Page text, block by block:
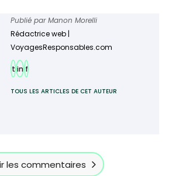
Publié parManon Morelli
Rédactrice web |
VoyagesResponsables.com
t in f
TOUS LES ARTICLES DE CET AUTEUR
les commentaires